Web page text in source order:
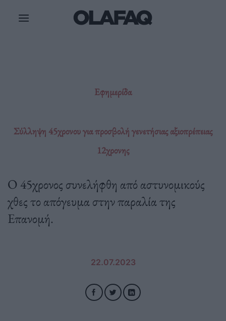
Εφημερίδα
Σύλληψη 45χρονου για προσβολή γενετήσιας αξιοπρέπειας
12χρονης
Ο 45χρονος συνελήφθη από αστυνομικούς
χθες το απόγευμα στην παραλία της
Επανομή.
22.07.2023